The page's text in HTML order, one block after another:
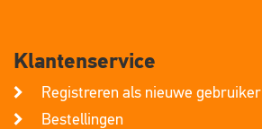
Klantenservice
Registreren als nieuwe gebruiker
Bestellingen